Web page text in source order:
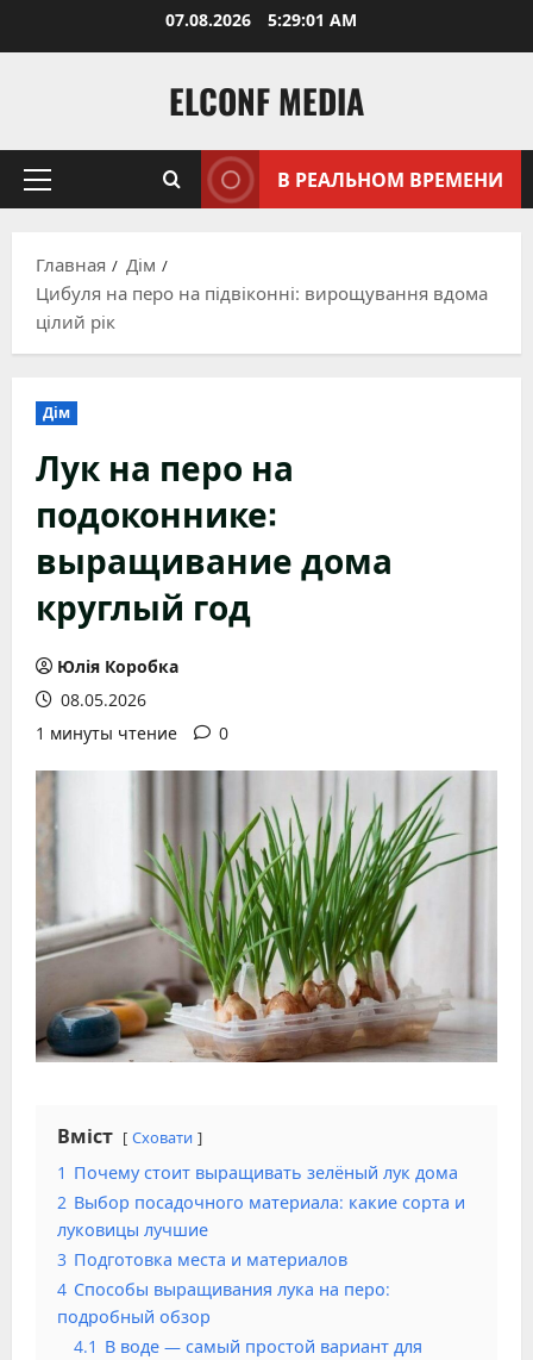
07.08.2026 5:29:03 AM
ELCONF MEDIA
Основное
В РЕАЛЬНОМ ВРЕМЕНИ
Главная
Дім
Цибуля на перо на підвіконні: вирощування вдома
цілий рік
Дім
Лук на перо на
подоконнике:
выращивание дома
круглый год
Юлія Коробка
08.05.2026
1 минуты чтение
0
Вміст Сховати
1 Почему стоит выращивать зелёный лук дома
2 Выбор посадочного материала: какие сорта и
луковицы лучшие
3 Подготовка места и материалов
4 Способы выращивания лука на перо:
подробный обзор
4.1 В воде — самый простой вариант для